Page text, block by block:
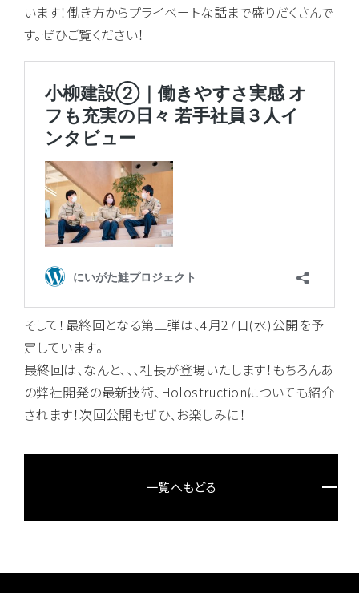
います！働き方からプライベートな話まで盛りだくさんで
す。ぜひご覧ください！
そして！最終回となる第三弾は、4月27日(水)公開を予
定しています。
最終回は、なんと、、、社長が登場いたします！もちろんあ
の弊社開発の最新技術、Holostructionについても紹介
されます！次回公開もぜひ、お楽しみに！
一覧へもどる